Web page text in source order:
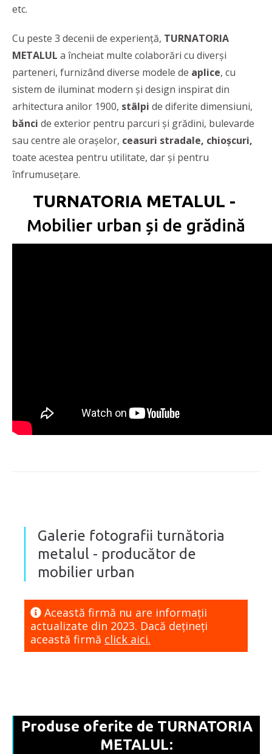
etc.
Cu peste 3 decenii de experiență, TURNATORIA
METALUL a încheiat multe colaborări cu diverși
parteneri, furnizând diverse modele de aplice, cu
sistem de iluminat modern și design inspirat din
arhitectura anilor 1900, stâlpi de diferite dimensiuni,
bănci de exterior pentru parcuri și grădini, bulevarde
sau centre ale orașelor, ceasuri stradale, chioșcuri,
toate acestea pentru utilitate, dar și pentru
înfrumusețare.
TURNATORIA METALUL -
Mobilier urban și de grădină
Galerie fotografii turnătoria
metalul - producător de
mobilier urban
Această firmă nu are informaţii
actualizate din 2023. Dacă dețineți
această firmă click aici.
Produse oferite de TURNATORIA
METALUL: